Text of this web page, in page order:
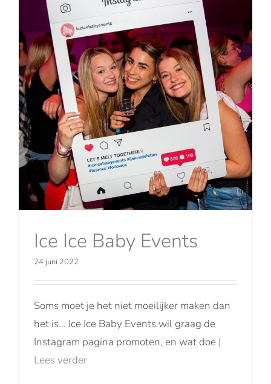
Ice Ice Baby Events
24 juni 2022
Soms moet je het niet moeilijker maken dan
het is... Ice Ice Baby Events wil graag de
Instagram pagina promoten, en wat doe |
Lees verder